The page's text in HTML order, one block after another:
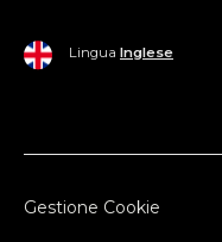
Lingua Inglese
Gestione Cookie